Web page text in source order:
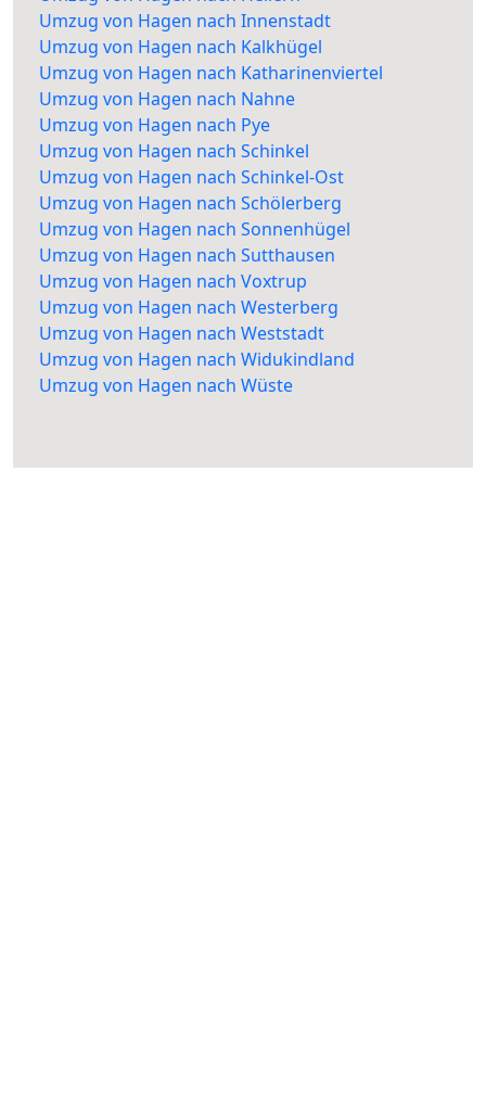
Umzug von Hagen nach Innenstadt
Umzug von Hagen nach Kalkhügel
Umzug von Hagen nach Katharinenviertel
Umzug von Hagen nach Nahne
Umzug von Hagen nach Pye
Umzug von Hagen nach Schinkel
Umzug von Hagen nach Schinkel-Ost
Umzug von Hagen nach Schölerberg
Umzug von Hagen nach Sonnenhügel
Umzug von Hagen nach Sutthausen
Umzug von Hagen nach Voxtrup
Umzug von Hagen nach Westerberg
Umzug von Hagen nach Weststadt
Umzug von Hagen nach Widukindland
Umzug von Hagen nach Wüste